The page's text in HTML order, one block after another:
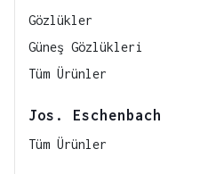
Gözlükler
Güneş Gözlükleri
Tüm Ürünler
Jos. Eschenbach
Tüm Ürünler